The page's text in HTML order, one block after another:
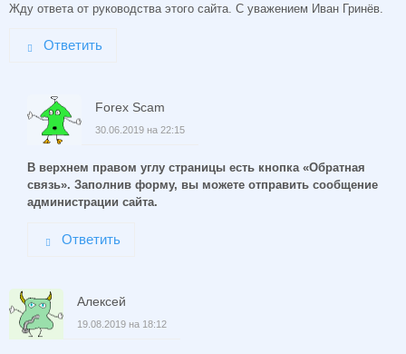
Жду ответа от руководства этого сайта. С уважением Иван Гринёв.
Ответить
Forex Scam
30.06.2019 на 22:15
В верхнем правом углу страницы есть кнопка «Обратная
связь». Заполнив форму, вы можете отправить сообщение
администрации сайта.
Ответить
Алексей
19.08.2019 на 18:12